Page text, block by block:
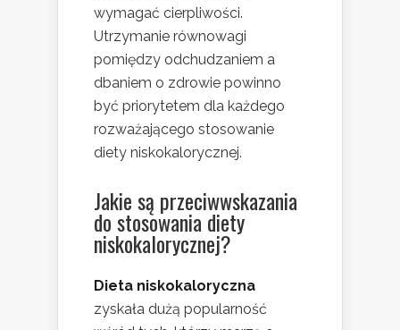
wymagać cierpliwości.
Utrzymanie równowagi
pomiędzy odchudzaniem a
dbaniem o zdrowie powinno
być priorytetem dla każdego
rozważającego stosowanie
diety niskokalorycznej.
Jakie są przeciwwskazania
do stosowania diety
niskokalorycznej?
Dieta niskokaloryczna
zyskała dużą popularność